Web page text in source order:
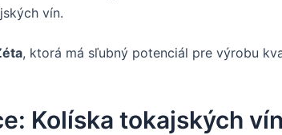
vín.
, ktorá má sľubný potenciál pre výrobu
Kolíska tokajských vín